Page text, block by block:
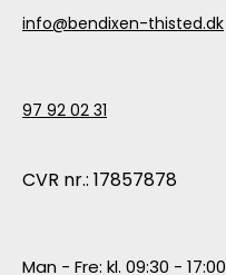
info@bendixen-thisted.dk
97 92 02 31
CVR nr.: 17857878
Man - Fre: kl. 09:30 - 17:00